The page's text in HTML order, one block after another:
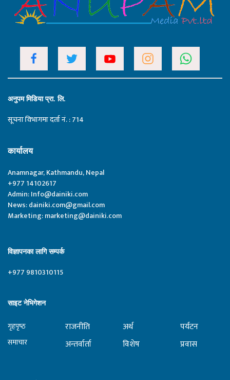
अनुपम मिडिया प्रा. लि.
सूचना विभागमा दर्ता नं. : 714
कार्यालय
Anamnagar, Kathmandu, Nepal
+977 14102617
Admin:Info@dainiki.com
News:dainiki.com@gmail.com
Marketing:marketing@dainiki.com
विज्ञापनका लागि सम्पर्क
+977 9810310115
साइट नेभिगेशन
गृहपृष्‍ठ
समाचार
राजनीति
अन्तर्वार्ता
अर्थ
विशेष
पर्यटन
प्रवास